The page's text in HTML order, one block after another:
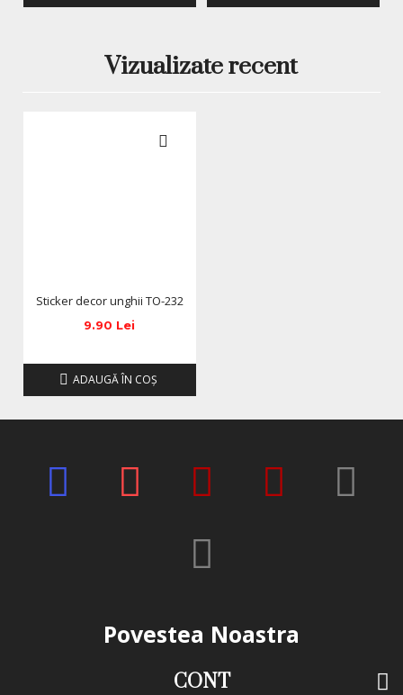
Vizualizate recent
Sticker decor unghii TO-232
9.90 Lei
ADAUGĂ ÎN COŞ
Povestea Noastra
CONT